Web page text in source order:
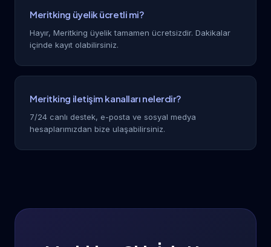
Meritking üyelik ücretli mi?
Hayır, Meritking üyelik tamamen ücretsizdir. Dakikalar
içinde kayıt olabilirsiniz.
Meritking iletişim kanalları nelerdir?
7/24 canlı destek, e-posta ve sosyal medya
hesaplarımızdan bize ulaşabilirsiniz.